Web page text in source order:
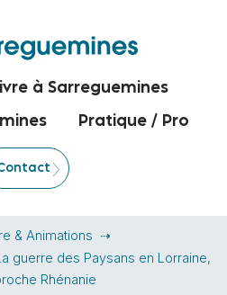
à Sarreguemines
Pratique / Pro
& Animations
guerre des Paysans en Lorraine,
Rhénanie